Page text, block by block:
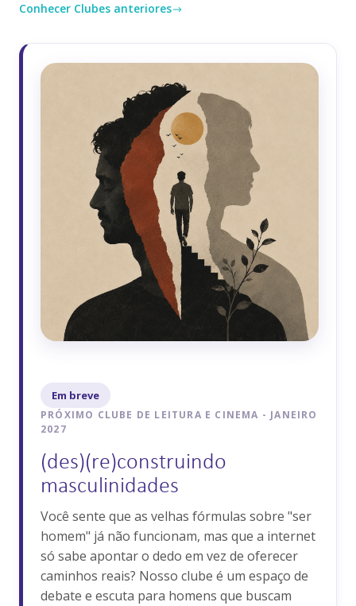
Conhecer Clubes anteriores
Em breve
PRÓXIMO CLUBE DE LEITURA E CINEMA - JANEIRO
2027
(des)(re)construindo
masculinidades
Você sente que as velhas fórmulas sobre "ser
homem" já não funcionam, mas que a internet
só sabe apontar o dedo em vez de oferecer
caminhos reais? Nosso clube é um espaço de
debate e escuta para homens que buscam